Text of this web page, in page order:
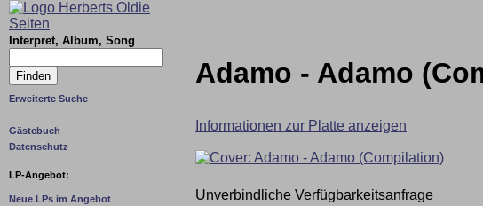
Interpret, Album, Song
Erweiterte Suche
Gästebuch
Datenschutz
LP-Angebot:
Neue LPs im Angebot
Adamo - Adamo
Informationen zur Platte anzeigen
Unverbindliche Verfügbarkeitsanfrage